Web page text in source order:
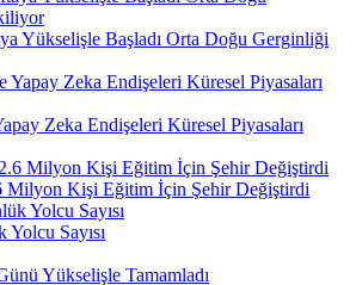
Yükselişle Başladı Orta Doğu Gerginliği
Zeka Endişeleri Küresel Piyasaları
Milyon Kişi Eğitim İçin Şehir Değiştirdi
Sayısı